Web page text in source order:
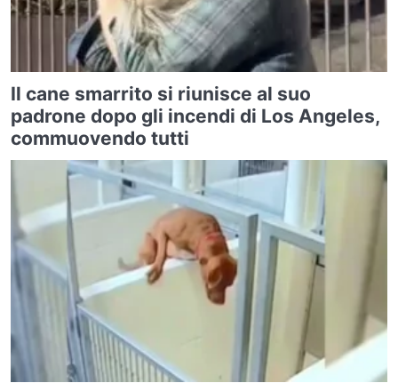
Il cane smarrito si riunisce al suo
padrone dopo gli incendi di Los Angeles,
commuovendo tutti